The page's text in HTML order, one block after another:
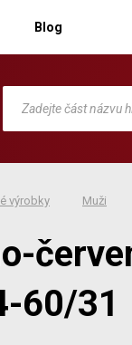
Blog
výrobky Muži
60/31